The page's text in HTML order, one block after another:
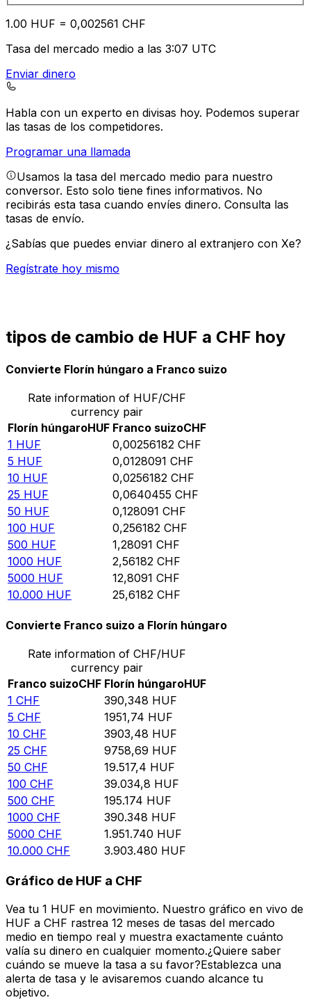
1.00 HUF = 0,002561 CHF
Tasa del mercado medio a las 3:07 UTC
Enviar dinero
Habla con un experto en divisas hoy. Podemos superar
las tasas de los competidores.
Programar una llamada
Usamos la tasa del mercado medio para nuestro
conversor. Esto solo tiene fines informativos. No
recibirás esta tasa cuando envíes dinero. Consulta las
tasas de envío.
¿Sabías que puedes enviar dinero al extranjero con Xe?
Regístrate hoy mismo
tipos de cambio de HUF a CHF hoy
Convierte Florín húngaro a Franco suizo
Rate information of HUF/CHF
currency pair
Florín húngaroHUF Franco suizoCHF
1 HUF 0,00256182 CHF
5 HUF 0,0128091 CHF
10 HUF 0,0256182 CHF
25 HUF 0,0640455 CHF
50 HUF 0,128091 CHF
100 HUF 0,256182 CHF
500 HUF 1,28091 CHF
1000 HUF 2,56182 CHF
5000 HUF 12,8091 CHF
10.000 HUF 25,6182 CHF
Convierte Franco suizo a Florín húngaro
Rate information of CHF/HUF
currency pair
Franco suizoCHF Florín húngaroHUF
1 CHF 390,348 HUF
5 CHF 1951,74 HUF
10 CHF 3903,48 HUF
25 CHF 9758,69 HUF
50 CHF 19.517,4 HUF
100 CHF 39.034,8 HUF
500 CHF 195.174 HUF
1000 CHF 390.348 HUF
5000 CHF 1.951.740 HUF
10.000 CHF 3.903.480 HUF
Gráfico de HUF a CHF
Vea tu 1 HUF en movimiento. Nuestro gráfico en vivo de
HUF a CHF rastrea 12 meses de tasas del mercado
medio en tiempo real y muestra exactamente cuánto
valía su dinero en cualquier momento.¿Quiere saber
cuándo se mueve la tasa a su favor?Establezca una
alerta de tasa y le avisaremos cuando alcance tu
objetivo.